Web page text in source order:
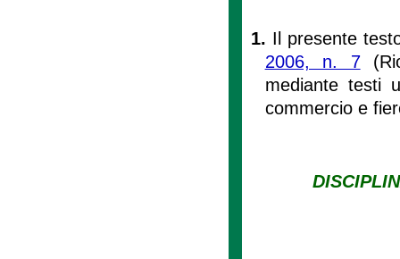
1. Il presente
2006, n. 7
mediante testi
commercio e